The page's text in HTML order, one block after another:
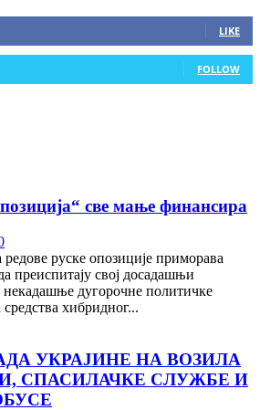
LIKE
FOLLOW
све мање финансира
редове руске опозиције приморава
преиспитају свој досадашњи
некадашње дугорочне политичке
средства хибридног...
УКРАЈИНЕ НА ВОЗИЛА
СПАСИЛАЧКЕ СЛУЖБЕ И